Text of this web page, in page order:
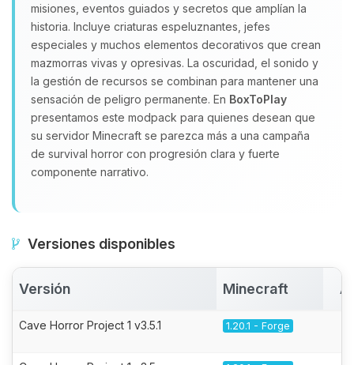
misiones, eventos guiados y secretos que amplían la
historia. Incluye criaturas espeluznantes, jefes
especiales y muchos elementos decorativos que crean
mazmorras vivas y opresivas. La oscuridad, el sonido y
la gestión de recursos se combinan para mantener una
sensación de peligro permanente. En BoxToPlay
presentamos este modpack para quienes desean que
su servidor Minecraft se parezca más a una campaña
de survival horror con progresión clara y fuerte
componente narrativo.
Versiones disponibles
Versión Minecraft
Cave Horror Project 1 v3.5.1 1.20.1 - Forge